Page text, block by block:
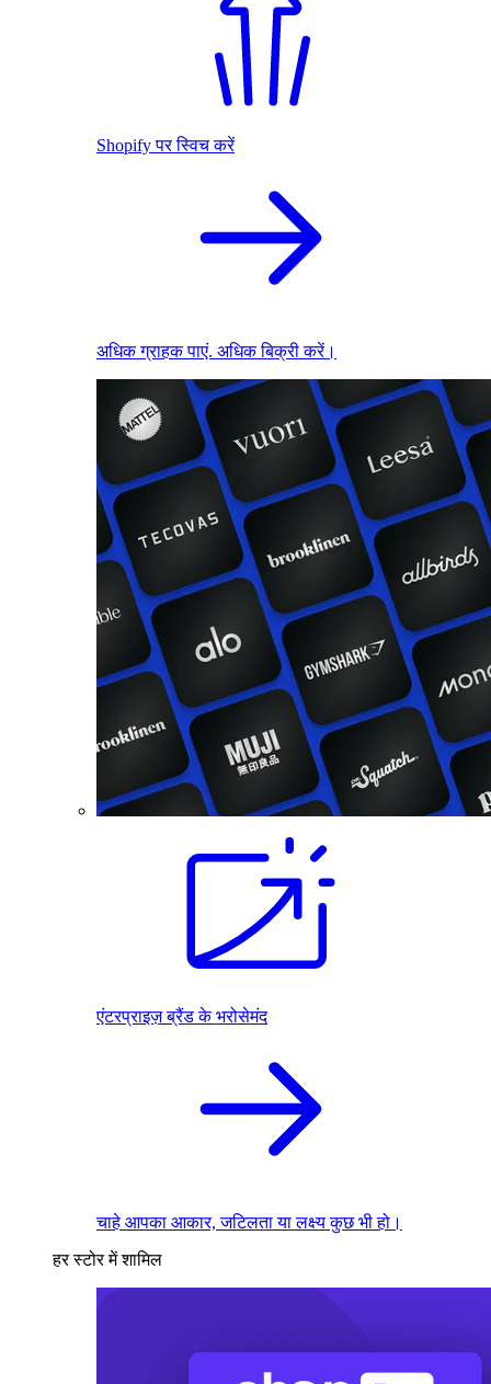
Shopify पर स्विच करें
अधिक ग्राहक पाएं. अधिक बिक्री करें।
एंटरप्राइज़ ब्रैंड के भरोसेमंद
चाहे आपका आकार, जटिलता या लक्ष्य कुछ भी हो।
हर स्टोर में शामिल